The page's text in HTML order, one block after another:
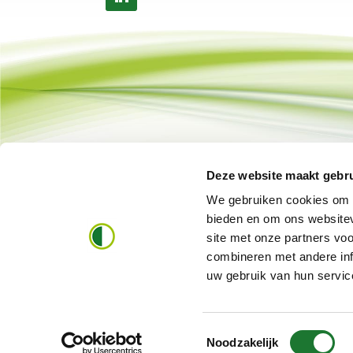
Deze website maakt
We gebruiken cookies
bieden en om ons
site met onze partners
combineren met andere
uw gebruik van hun
Toestemmingsselectie
Noodzakelijk